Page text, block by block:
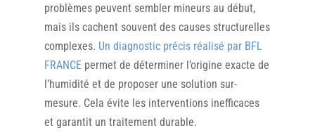
problèmes peuvent sembler mineurs au début,
mais ils cachent souvent des causes structurelles
complexes. Un diagnostic précis réalisé par BFL
FRANCEpermet de déterminer l’origine exacte de
l’humidité et de proposer une solution sur-
mesure. Cela évite les interventions inefficaces
et garantit un traitement durable.